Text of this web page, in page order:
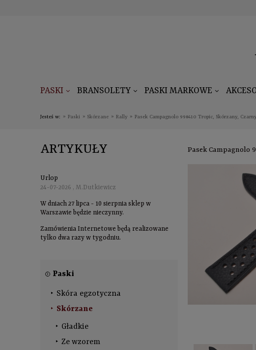
PASKI BRANSOLETY PASKI MARKOWE
Jesteś w: » Paski » Skórzane » Rally » Pasek Campagnolo 998410 Tropic, Skórzany,
ARTYKUŁY
Urlop
24-07-2026 , M.Dutkiewicz
W dniach 27 lipca - 10 sierpnia sklep w
Warszawie będzie nieczynny.
Zamówienia Internetowe będą realizowane
tylko dwa razy w tygodniu.
Paski
Skóra egzotyczna
Skórzane
Gładkie
Ze wzorem
Pasek Campagnolo